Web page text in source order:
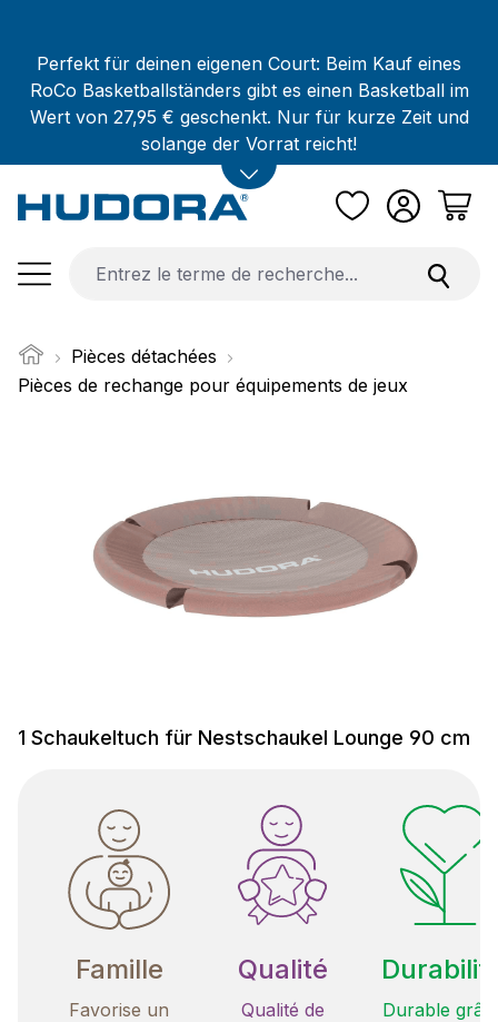
Perfekt für deinen eigenen Court: Beim Kauf eines
RoCo Basketballständers gibt es einen Basketball im
Wert von 27,95 € geschenkt. Nur für kurze Zeit und
solange der Vorrat reicht!
Pièces détachées
Pièces de rechange pour équipements de jeux
1 Schaukeltuch für Nestschaukel Lounge 90 cm
Famille
Favorise un
Qualité
Qualité de
Durable